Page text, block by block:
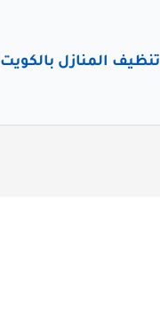
تنظيف المنازل بالكويت